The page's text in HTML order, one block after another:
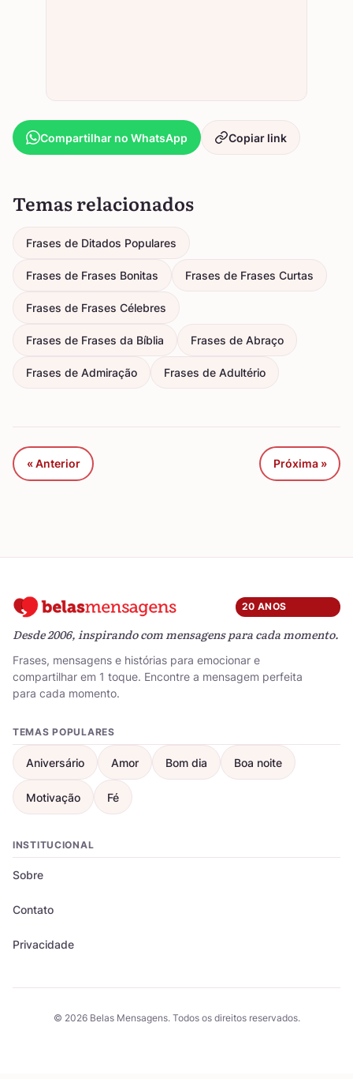
Compartilhar no WhatsApp Copiar link
Temas relacionados
Frases de Ditados Populares
Frases de Frases Bonitas Frases de Frases Curtas
Frases de Frases Célebres
Frases de Frases da Bíblia Frases de Abraço
Frases de Admiração Frases de Adultério
« Anterior Próxima »
20 ANOS
Desde 2006, inspirando com mensagens para cada momento.
Frases, mensagens e histórias para emocionar e
compartilhar em 1 toque. Encontre a mensagem perfeita
para cada momento.
TEMAS POPULARES
Aniversário Amor Bom dia Boa noite
Motivação Fé
INSTITUCIONAL
Sobre
Contato
Privacidade
© 2026 Belas Mensagens. Todos os direitos reservados.